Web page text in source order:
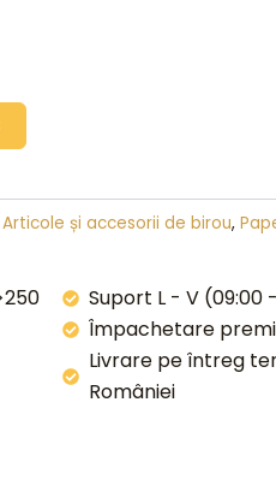
Articole și accesorii de birou,
Suport L - V (09:00
Împachetare
Livrare pe întreg
României